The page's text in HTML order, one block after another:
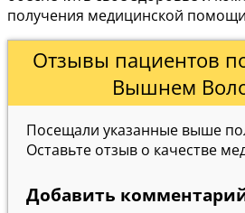
получения медицинской
Отзывы пациентов
Вышнем
Посещали указанные выше
Оставьте отзыв о качестве
Добавить